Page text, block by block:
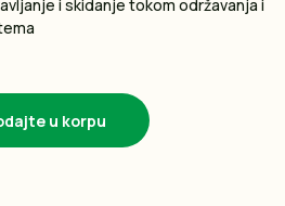
i skidanje tokom održavanja i
u korpu